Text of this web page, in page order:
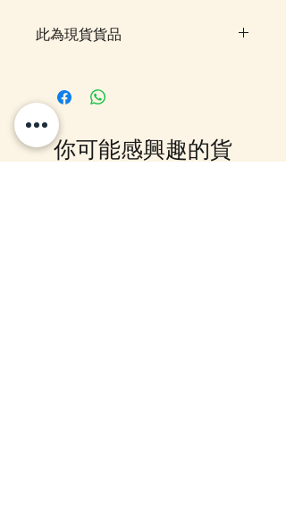
此為現貨貨品
Out 購買, 如系統顯示為"無庫
存"或 未能放入購物車時, 可以
Facebook PM 或 Whatsapp 我們
訂貨, 詳情請Facebook PM 或
你可能感興趣的貨